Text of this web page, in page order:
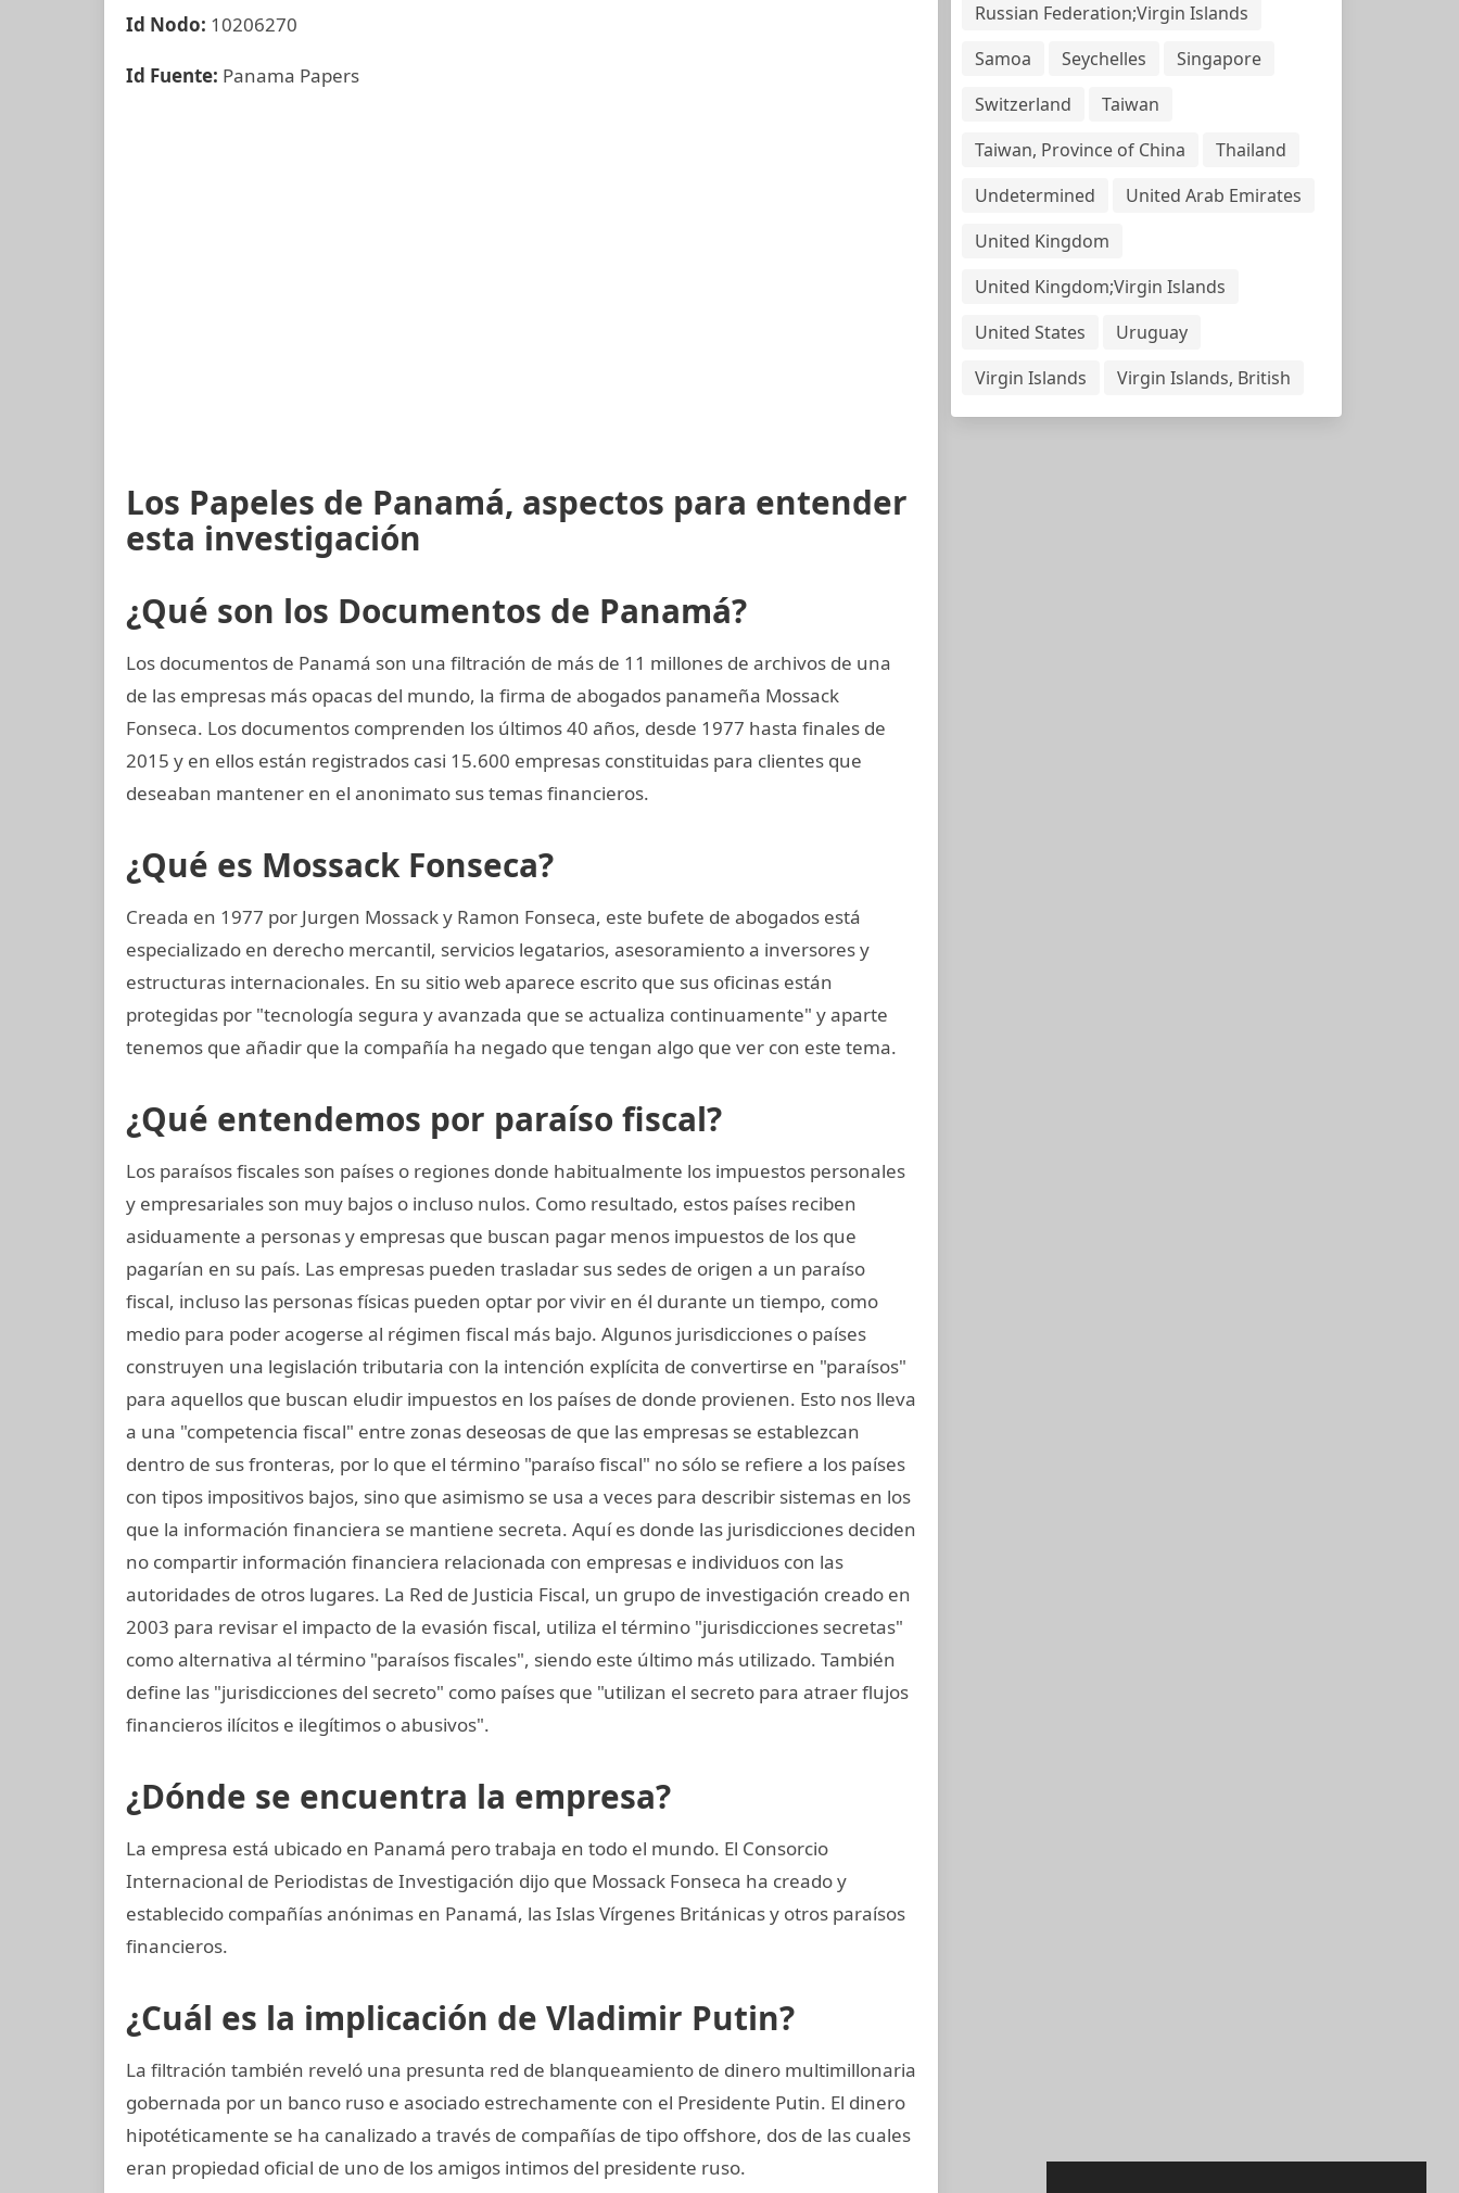
Id Nodo: 10206270
Id Fuente: Panama Papers
Los Papeles de Panamá, aspectos para entender
esta investigación
¿Qué son los Documentos de Panamá?
Los documentos de Panamá son una filtración de más de 11 millones de archivos de una
de las empresas más opacas del mundo, la firma de abogados panameña Mossack
Fonseca. Los documentos comprenden los últimos 40 años, desde 1977 hasta finales de
2015 y en ellos están registrados casi 15.600 empresas constituidas para clientes que
deseaban mantener en el anonimato sus temas financieros.
¿Qué es Mossack Fonseca?
Creada en 1977 por Jurgen Mossack y Ramon Fonseca, este bufete de abogados está
especializado en derecho mercantil, servicios legatarios, asesoramiento a inversores y
estructuras internacionales. En su sitio web aparece escrito que sus oficinas están
protegidas por "tecnología segura y avanzada que se actualiza continuamente" y aparte
tenemos que añadir que la compañía ha negado que tengan algo que ver con este tema.
¿Qué entendemos por paraíso fiscal?
Los paraísos fiscales son países o regiones donde habitualmente los impuestos personales
y empresariales son muy bajos o incluso nulos. Como resultado, estos países reciben
asiduamente a personas y empresas que buscan pagar menos impuestos de los que
pagarían en su país. Las empresas pueden trasladar sus sedes de origen a un paraíso
fiscal, incluso las personas físicas pueden optar por vivir en él durante un tiempo, como
medio para poder acogerse al régimen fiscal más bajo. Algunos jurisdicciones o países
construyen una legislación tributaria con la intención explícita de convertirse en "paraísos"
para aquellos que buscan eludir impuestos en los países de donde provienen. Esto nos lleva
a una "competencia fiscal" entre zonas deseosas de que las empresas se establezcan
dentro de sus fronteras, por lo que el término "paraíso fiscal" no sólo se refiere a los países
con tipos impositivos bajos, sino que asimismo se usa a veces para describir sistemas en los
que la información financiera se mantiene secreta. Aquí es donde las jurisdicciones deciden
no compartir información financiera relacionada con empresas e individuos con las
autoridades de otros lugares. La Red de Justicia Fiscal, un grupo de investigación creado en
2003 para revisar el impacto de la evasión fiscal, utiliza el término "jurisdicciones secretas"
como alternativa al término "paraísos fiscales", siendo este último más utilizado. También
define las "jurisdicciones del secreto" como países que "utilizan el secreto para atraer flujos
financieros ilícitos e ilegítimos o abusivos".
¿Dónde se encuentra la empresa?
La empresa está ubicado en Panamá pero trabaja en todo el mundo. El Consorcio
Internacional de Periodistas de Investigación dijo que Mossack Fonseca ha creado y
establecido compañías anónimas en Panamá, las Islas Vírgenes Británicas y otros paraísos
financieros.
¿Cuál es la implicación de Vladimir Putin?
La filtración también reveló una presunta red de blanqueamiento de dinero multimillonaria
gobernada por un banco ruso e asociado estrechamente con el Presidente Putin. El dinero
hipotéticamente se ha canalizado a través de compañías de tipo offshore, dos de las cuales
eran propiedad oficial de uno de los amigos intimos del presidente ruso.
Russian Federation;Virgin Islands
Samoa
Seychelles
Singapore
Switzerland
Taiwan
Taiwan, Province of China
Thailand
Undetermined
United Arab Emirates
United Kingdom
United Kingdom;Virgin Islands
United States
Uruguay
Virgin Islands
Virgin Islands, British